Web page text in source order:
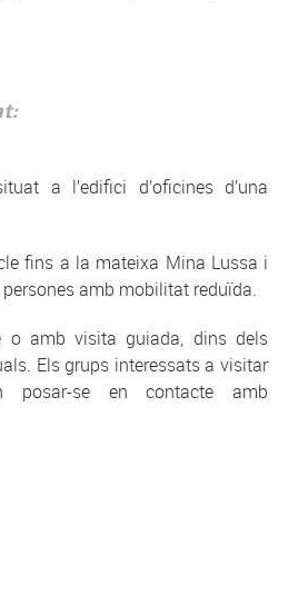
a l’edifici d’oficines d’una
fins a la mateixa Mina Lussa i
persones amb mobilitat reduïda.
o amb visita guiada, dins dels
Els grups interessats a visitar
posar-se en contacte amb